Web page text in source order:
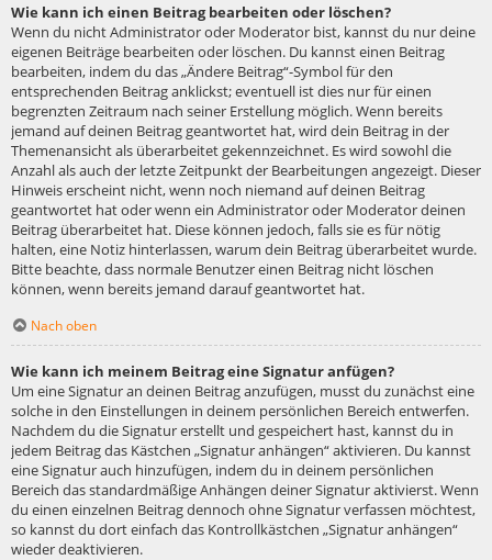
Wie kann ich einen Beitrag bearbeiten oder löschen?
Wenn du nicht Administrator oder Moderator bist, kannst du nur deine
eigenen Beiträge bearbeiten oder löschen. Du kannst einen Beitrag
bearbeiten, indem du das „Ändere Beitrag“-Symbol für den
entsprechenden Beitrag anklickst; eventuell ist dies nur für einen
begrenzten Zeitraum nach seiner Erstellung möglich. Wenn bereits
jemand auf deinen Beitrag geantwortet hat, wird dein Beitrag in der
Themenansicht als überarbeitet gekennzeichnet. Es wird sowohl die
Anzahl als auch der letzte Zeitpunkt der Bearbeitungen angezeigt. Dieser
Hinweis erscheint nicht, wenn noch niemand auf deinen Beitrag
geantwortet hat oder wenn ein Administrator oder Moderator deinen
Beitrag überarbeitet hat. Diese können jedoch, falls sie es für nötig
halten, eine Notiz hinterlassen, warum dein Beitrag überarbeitet wurde.
Bitte beachte, dass normale Benutzer einen Beitrag nicht löschen
können, wenn bereits jemand darauf geantwortet hat.
Nach oben
Wie kann ich meinem Beitrag eine Signatur anfügen?
Um eine Signatur an deinen Beitrag anzufügen, musst du zunächst eine
solche in den Einstellungen in deinem persönlichen Bereich entwerfen.
Nachdem du die Signatur erstellt und gespeichert hast, kannst du in
jedem Beitrag das Kästchen „Signatur anhängen“ aktivieren. Du kannst
eine Signatur auch hinzufügen, indem du in deinem persönlichen
Bereich das standardmäßige Anhängen deiner Signatur aktivierst. Wenn
du einen einzelnen Beitrag dennoch ohne Signatur verfassen möchtest,
so kannst du dort einfach das Kontrollkästchen „Signatur anhängen“
wieder deaktivieren.